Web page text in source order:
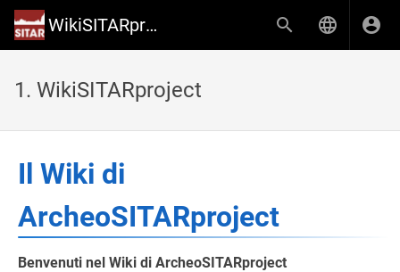
WikiSITARproject
1. WikiSITARproject
Il Wiki di
ArcheoSITARproject
Benvenuti nel Wiki di ArcheoSITARproject